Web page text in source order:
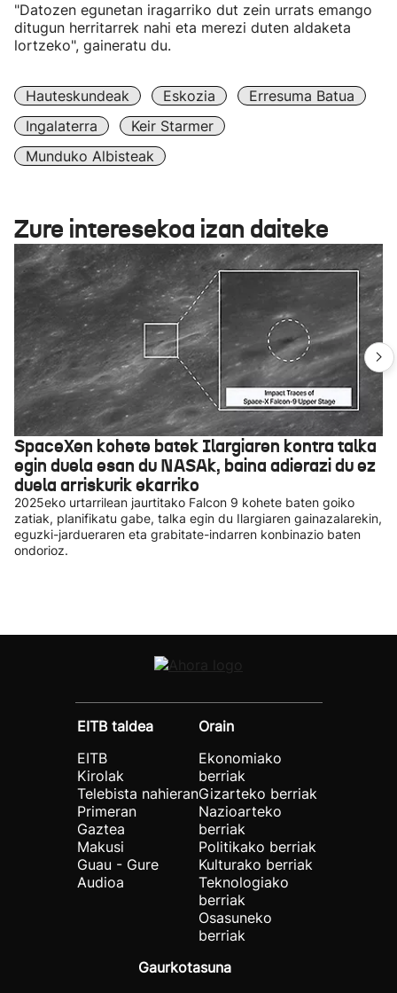
"Datozen egunetan iragarriko dut zein urrats emango
ditugun herritarrek nahi eta merezi duten aldaketa
lortzeko", gaineratu du.
Hauteskundeak Eskozia
Erresuma Batua
Ingalaterra
Keir Starmer
Munduko Albisteak
Zure interesekoa izan daiteke
SpaceXen kohete batek Ilargiaren kontra talka
egin duela esan du NASAk, baina adierazi du ez
duela arriskurik ekarriko
2025eko urtarrilean jaurtitako Falcon 9 kohete baten goiko
zatiak, planifikatu gabe, talka egin du Ilargiaren gainazalarekin,
eguzki-jardueraren eta grabitate-indarren konbinazio baten
ondorioz.
EITB taldea
EITB
Kirolak
Telebista nahieran
Primeran
Gaztea
Makusi
Guau - Gure
Audioa
Orain
Ekonomiako
berriak
Gizarteko berriak
Nazioarteko
berriak
Politikako berriak
Kulturako berriak
Teknologiako
berriak
Osasuneko
berriak
Gaurkotasuna